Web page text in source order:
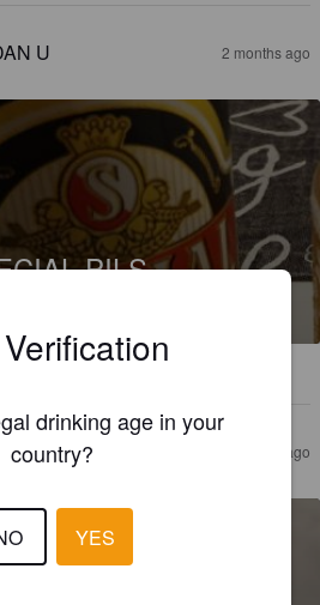
U 2 months ago
PILS
AARO 9 months ago
drinking age in your
country?
YES